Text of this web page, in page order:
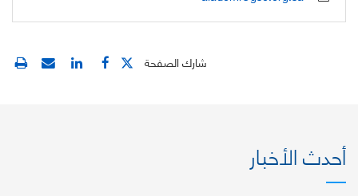
شارك الصفحة
أحدث الأخبار